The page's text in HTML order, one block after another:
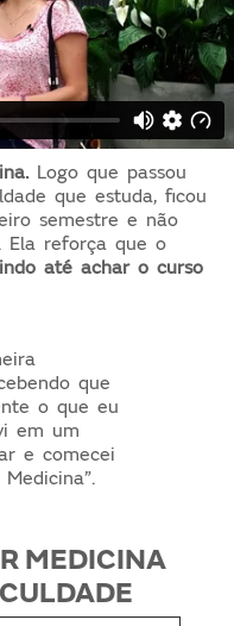
Logo que passou
que estuda, ficou
semestre e não
Ela reforça que o
até achar o curso
que
o que eu
em um
e comecei
MEDICINA